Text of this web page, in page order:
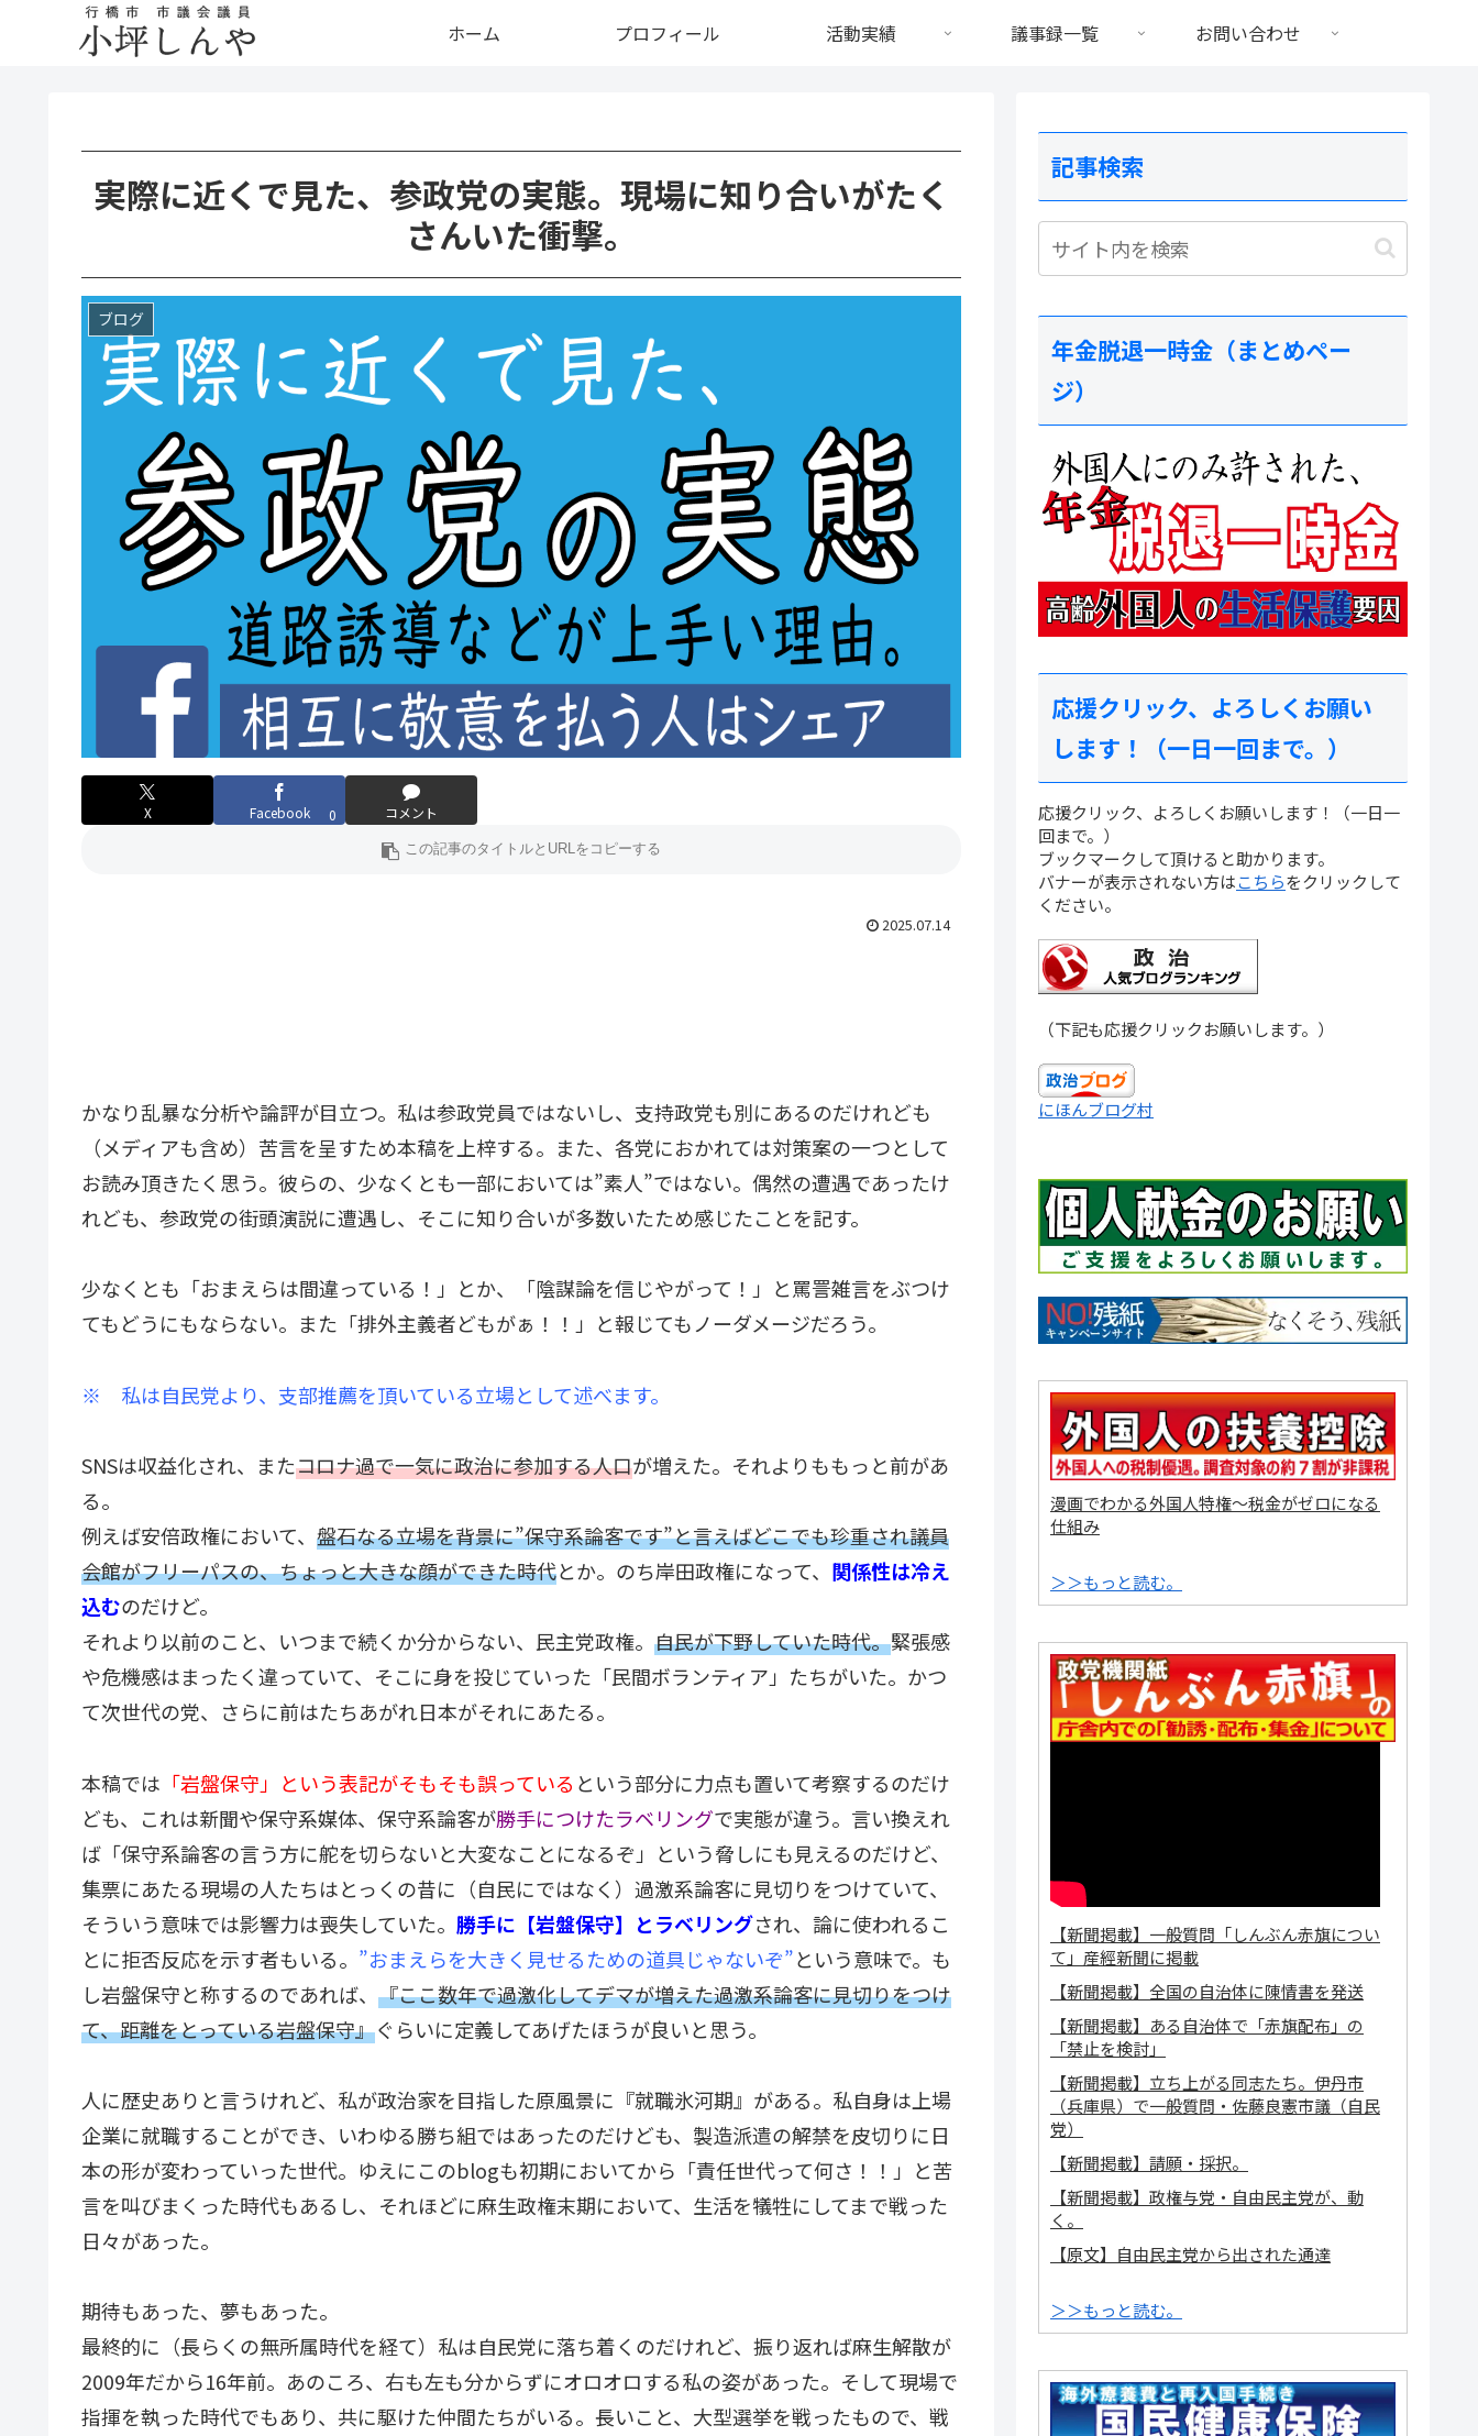
ホーム プロフィール 活動実績 議事録一覧 お問い合わせ
実際に近くで見た、参政党の実態。現場に知り合いがたく
さんいた衝撃。
ブログ
X Facebook 0 コメント
2025.07.14
かなり乱暴な分析や論評が目立つ。私は参政党員ではないし、支持政党も別にあるのだけれども
（メディアも含め）苦言を呈すため本稿を上梓する。また、各党におかれては対策案の一つとして
お読み頂きたく思う。彼らの、少なくとも一部においては”素人”ではない。偶然の遭遇であったけ
れども、参政党の街頭演説に遭遇し、そこに知り合いが多数いたため感じたことを記す。
少なくとも「おまえらは間違っている！」とか、「陰謀論を信じやがって！」と罵詈雑言をぶつけ
てもどうにもならない。また「排外主義者どもがぁ！！」と報じてもノーダメージだろう。
※ 私は自民党より、支部推薦を頂いている立場として述べます。
SNSは収益化され、またコロナ過で一気に政治に参加する人口が増えた。それよりももっと前があ
る。
例えば安倍政権において、 盤石なる立場を背景に”保守系論客です”と言えばどこでも珍重され議員
会館がフリーパスの、ちょっと大きな顔ができた時代とか。のち岸田政権になって、 関係性は冷え
込むのだけど。
それより以前のこと、いつまで続くか分からない、民主党政権。 自民が下野していた時代。緊張感
や危機感はまったく違っていて、そこに身を投じていった「民間ボランティア」たちがいた。かつ
て次世代の党、さらに前はたちあがれ日本がそれにあたる。
本稿では 「岩盤保守」という表記がそもそも誤っている という部分に力点も置いて考察するのだけ
ども、これは新聞や保守系媒体、保守系論客が勝手につけたラベリングで実態が違う。言い換えれ
ば「保守系論客の言う方に舵を切らないと大変なことになるぞ」という脅しにも見えるのだけど、
集票にあたる現場の人たちはとっくの昔に（自民にではなく）過激系論客に見切りをつけていて、
そういう意味では影響力は喪失していた。 勝手に【岩盤保守】とラベリングされ、論に使われるこ
とに拒否反応を示す者もいる。 ”おまえらを大きく見せるための道具じゃないぞ”という意味で。も
し岩盤保守と称するのであれば、 『ここ数年で過激化してデマが増えた過激系論客に見切りをつけ
て、距離をとっている岩盤保守』ぐらいに定義してあげたほうが良いと思う。
人に歴史ありと言うけれど、私が政治家を目指した原風景に『就職氷河期』がある。私自身は上場
企業に就職することができ、いわゆる勝ち組ではあったのだけども、製造派遣の解禁を皮切りに日
本の形が変わっていった世代。ゆえにこのblogも初期においてから「責任世代って何さ！！」と苦
言を叫びまくった時代もあるし、それほどに麻生政権末期において、生活を犠牲にしてまで戦った
日々があった。
期待もあった、夢もあった。
最終的に（長らくの無所属時代を経て）私は自民党に落ち着くのだけれど、振り返れば麻生解散が
2009年だから16年前。あのころ、右も左も分からずにオロオロする私の姿があった。そして現場で
指揮を執った時代でもあり、共に駆けた仲間たちがいる。長いこと、大型選挙を戦ったもので、戦
記事検索
年金脱退一時金（まとめペー
ジ）
応援クリック、よろしくお願い
します！（一日一回まで。）
応援クリック、よろしくお願いします！（一日一
回まで。）
ブックマークして頂けると助かります。
バナーが表示されない方はこちらをクリックして
ください。
（下記も応援クリックお願いします。）
にほんブログ村
漫画でわかる外国人特権～税金がゼロになる
仕組み
＞＞もっと読む。
【新聞掲載】一般質問「しんぶん赤旗につい
て」産經新聞に掲載
【新聞掲載】全国の自治体に陳情書を発送
【新聞掲載】ある自治体で「赤旗配布」の
「禁止を検討」
【新聞掲載】立ち上がる同志たち。伊丹市
（兵庫県）で一般質問・佐藤良憲市議（自民
党）
【新聞掲載】請願・採択。
【新聞掲載】政権与党・自由民主党が、動
く。
【原文】自由民主党から出された通達
＞＞もっと読む。